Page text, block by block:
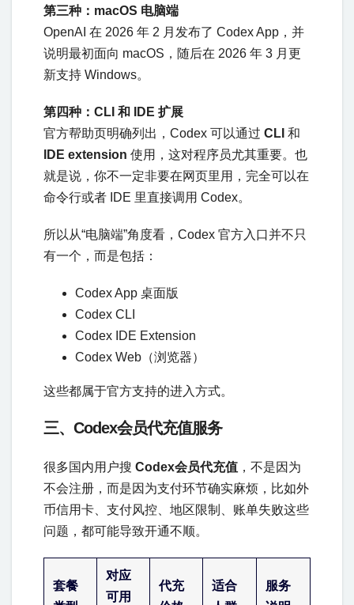
第三种：macOS 电脑端
OpenAI 在 2026 年 2 月发布了 Codex App，并
说明最初面向 macOS，随后在 2026 年 3 月更
新支持 Windows。
第四种：CLI 和 IDE 扩展
官方帮助页明确列出，Codex 可以通过 CLI 和
IDE extension 使用，这对程序员尤其重要。也
就是说，你不一定非要在网页里用，完全可以在
命令行或者 IDE 里直接调用 Codex。
所以从“电脑端”角度看，Codex 官方入口并不只
有一个，而是包括：
Codex App 桌面版
Codex CLI
Codex IDE Extension
Codex Web（浏览器）
这些都属于官方支持的进入方式。
三、Codex会员代充值服务
很多国内用户搜 Codex会员代充值 ，不是因为
不会注册，而是因为支付环节确实麻烦，比如外
币信用卡、支付风控、地区限制、账单失败这些
问题，都可能导致开通不顺。
套餐
对应
可用
代充
适合
服务